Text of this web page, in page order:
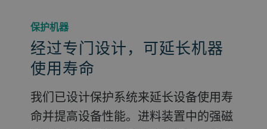
保护机器
经过专门设计，可延长机器
使用寿命
我们已设计保护系统来延长设备使用寿
命并提高设备性能。进料装置中的强磁